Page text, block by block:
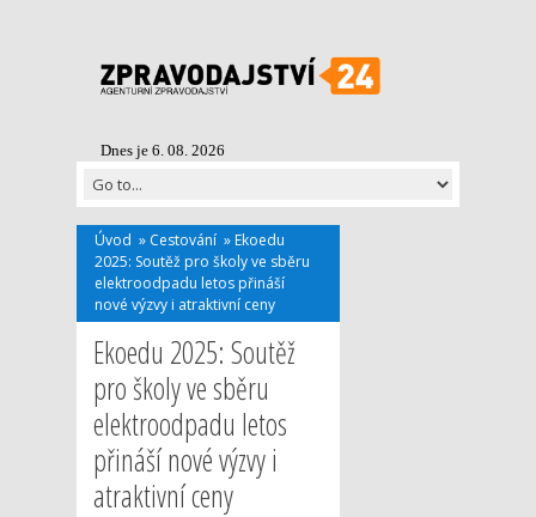
Dnes je 6. 08. 2026
Úvod » Cestování » Ekoedu
2025: Soutěž pro školy ve sběru
elektroodpadu letos přináší
nové výzvy i atraktivní ceny
Ekoedu 2025: Soutěž
pro školy ve sběru
elektroodpadu letos
přináší nové výzvy i
atraktivní ceny